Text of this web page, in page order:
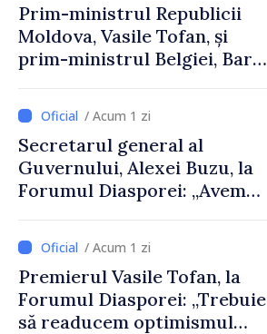
Prim-ministrul Republicii
Moldova, Vasile Tofan, și
prim-ministrul Belgiei, Bart
despre parcursul european
al Republicii Moldova.
/ Acum 1 zi
Secretarul general al
Guvernului, Alexei Buzu, la
Forumul Diasporei: „Avem
dumneavoastră pentru a
construi comunități mai
puternice”
/ Acum 1 zi
Premierul Vasile Tofan, la
Forumul Diasporei: „Trebuie
să readucem optimismul